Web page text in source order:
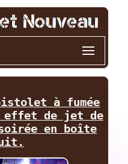
à fumée
effet de jet de
soirée en boîte